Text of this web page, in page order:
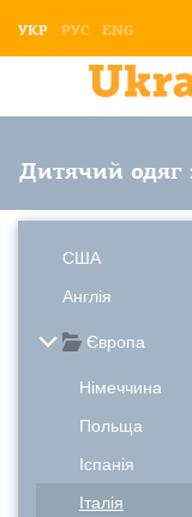
УКР РУС ENG
Дитячий одяг
США
Англія
Європа
Німеччина
Польща
Іспанія
Італія